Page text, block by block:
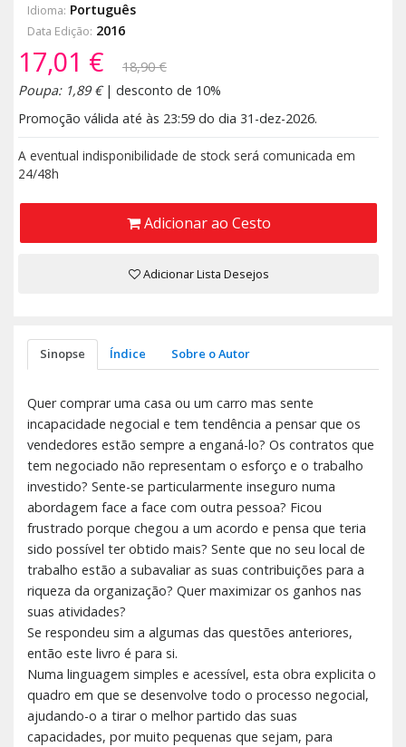
Idioma: Português
Data Edição: 2016
17,01 €
18,90 €
Poupa: 1,89 €| desconto de 10%
Promoção válida até às 23:59 do dia 31-dez-2026.
A eventual indisponibilidade de stock será comunicada em
24/48h
Adicionar ao Cesto
Adicionar Lista Desejos
Sinopse Índice Sobre o Autor
Quer comprar uma casa ou um carro mas sente
incapacidade negocial e tem tendência a pensar que os
vendedores estão sempre a enganá-lo? Os contratos que
tem negociado não representam o esforço e o trabalho
investido? Sente-se particularmente inseguro numa
abordagem face a face com outra pessoa? Ficou
frustrado porque chegou a um acordo e pensa que teria
sido possível ter obtido mais? Sente que no seu local de
trabalho estão a subavaliar as suas contribuições para a
riqueza da organização? Quer maximizar os ganhos nas
suas atividades?
Se respondeu sim a algumas das questões anteriores,
então este livro é para si.
Numa linguagem simples e acessível, esta obra explicita o
quadro em que se desenvolve todo o processo negocial,
ajudando-o a tirar o melhor partido das suas
capacidades, por muito pequenas que sejam, para